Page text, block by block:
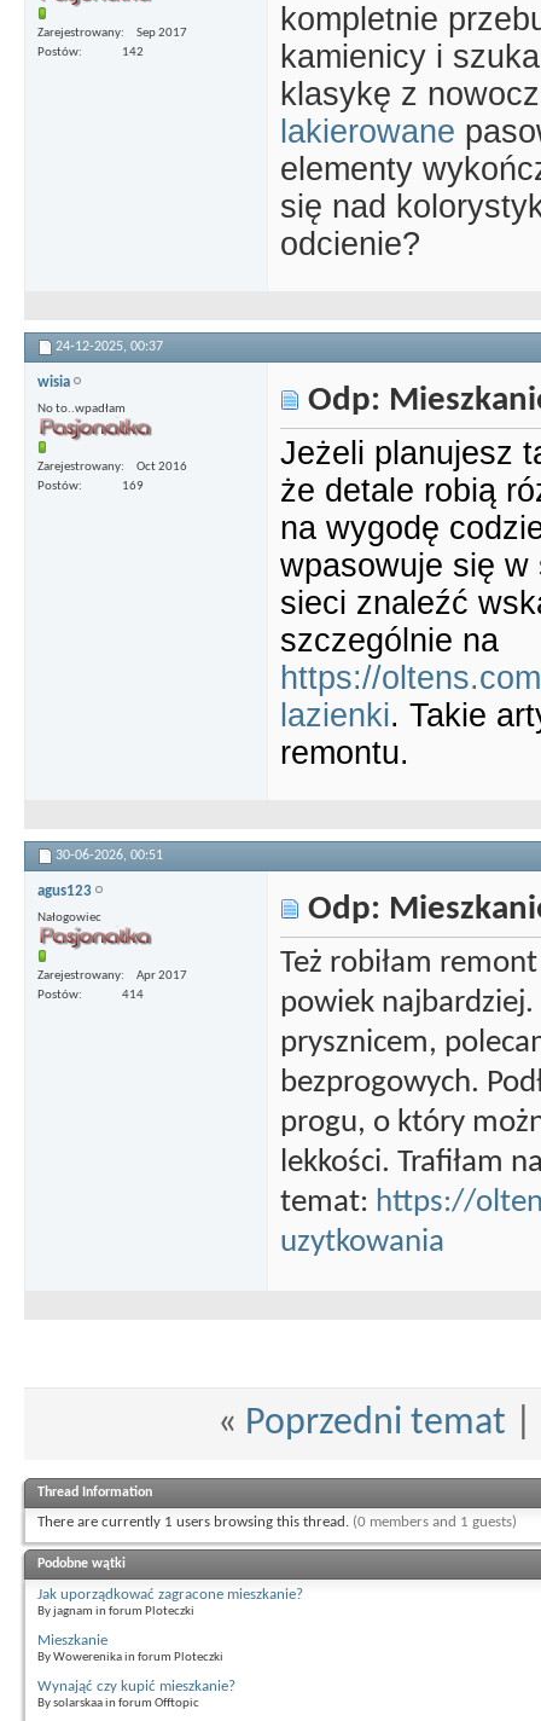
Zarejestrowany
Sep 2017
Postów
142
kompletnie
kamienicy i
klasykę z
lakierowane
elementy
się nad
odcienie?
24-12-2025, 00:37
wisia
No to..wpadłam
Zarejestrowany
Oct 2016
Postów
169
Odp:
Jeżeli planujesz
że detale robią
na wygodę
wpasowuje się w
sieci znaleźć
szczególnie na
https://
lazienki. Takie
remontu.
30-06-2026, 00:51
agus123
Nałogowiec
Zarejestrowany
Apr 2017
Postów
414
Odp:
Też robiłam
powiek najbardziej.
prysznicem,
bezprogowych.
progu, o który
lekkości. Trafiłam
temat: https://
uzytkowania
« Poprzedni temat
Thread Information
There are currently 1 users browsing this thread. (0 members and 1 guests)
Podobne wątki
Jak uporządkować zagracone mieszkanie?
By jagnam in forum Ploteczki
Mieszkanie
By Wowerenika in forum Ploteczki
Wynająć czy kupić mieszkanie?
By solarskaa in forum Offtopic